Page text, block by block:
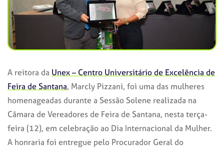
A reitora da Unex – Centro Universitário de Excelência de
Feira de Santana, Marcly Pizzani, foi uma das mulheres
homenageadas durante a Sessão Solene realizada na
Câmara de Vereadores de Feira de Santana, nesta terça-
feira (12), em celebração ao Dia Internacional da Mulher.
A honraria foi entregue pelo Procurador Geral do